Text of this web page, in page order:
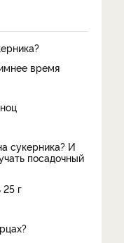
время
сукерника? И
посадочный
г